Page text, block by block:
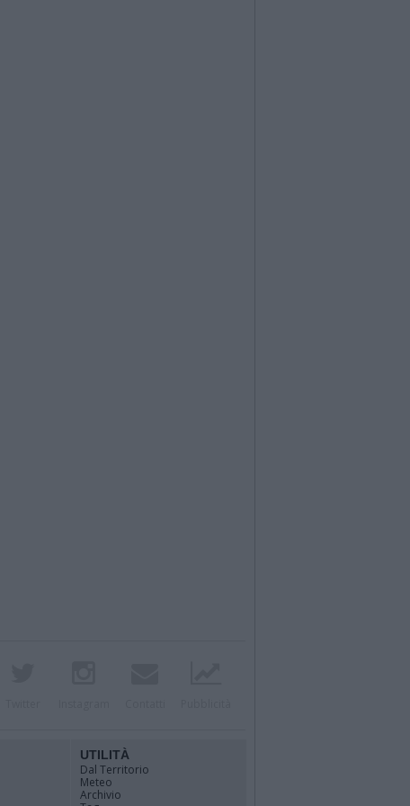
UTILITÀ
Dal Territorio
Meteo
Archivio